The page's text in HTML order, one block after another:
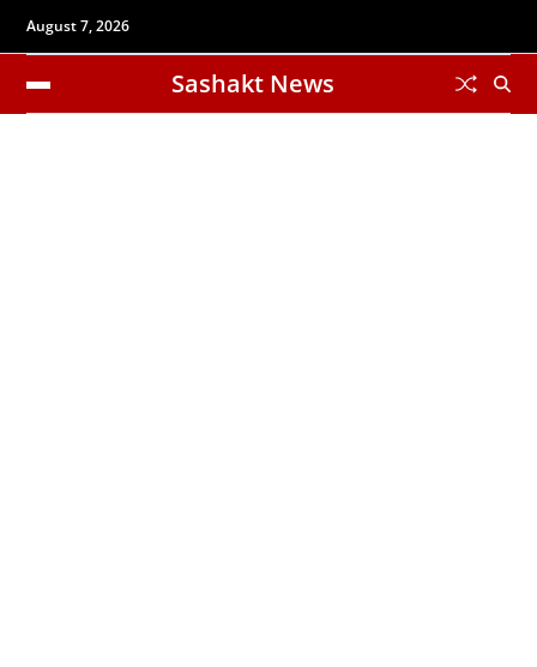
August 7, 2026
Sashakt News